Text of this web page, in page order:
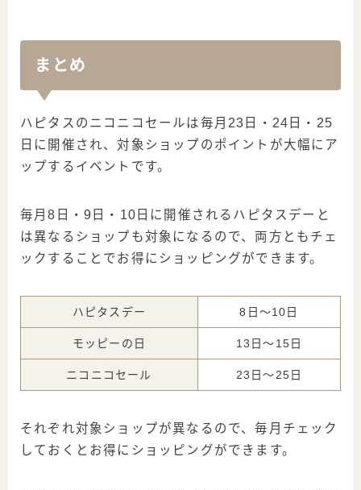
まとめ
ハピタスのニコニコセールは毎月23日・24日・25
日に開催され、対象ショップのポイントが大幅にア
ップするイベントです。
毎月8日・9日・10日に開催されるハピタスデーと
は異なるショップも対象になるので、両方ともチェ
ックすることでお得にショッピングができます。
ハピタスデー 8日～10日
モッピーの日 13日～15日
ニコニコセール 23日～25日
それぞれ対象ショップが異なるので、毎月チェック
しておくとお得にショッピングができます。